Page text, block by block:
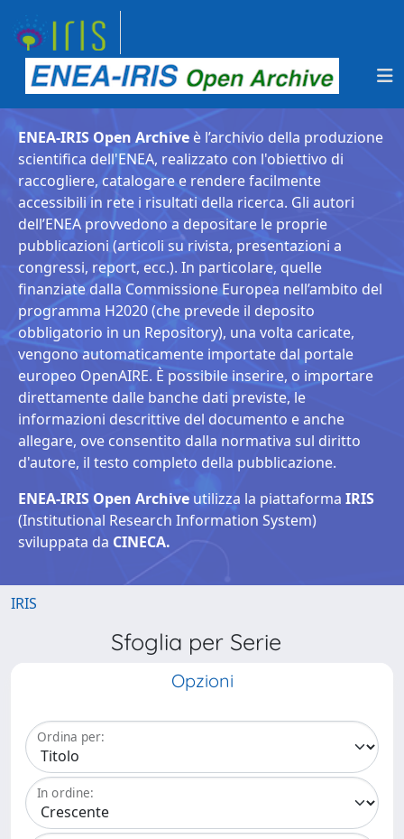
ENEA-IRIS Open Archive è l’archivio della produzione
scientifica dell'ENEA, realizzato con l'obiettivo di
raccogliere, catalogare e rendere facilmente
accessibili in rete i risultati della ricerca. Gli autori
dell’ENEA provvedono a depositare le proprie
pubblicazioni (articoli su rivista, presentazioni a
congressi, report, ecc.). In particolare, quelle
finanziate dalla Commissione Europea nell’ambito del
programma H2020 (che prevede il deposito
obbligatorio in un Repository), una volta caricate,
vengono automaticamente importate dal portale
europeo OpenAIRE. È possibile inserire, o importare
direttamente dalle banche dati previste, le
informazioni descrittive del documento e anche
allegare, ove consentito dalla normativa sul diritto
d'autore, il testo completo della pubblicazione.
ENEA-IRIS Open Archive utilizza la piattaforma IRIS
(Institutional Research Information System)
sviluppata da CINECA.
IRIS
Sfoglia per Serie
Opzioni
Ordina per:
In ordine: